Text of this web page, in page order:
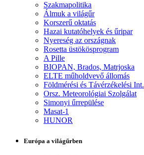
Szakmapolitika
Álmuk a világűr
Korszerű oktatás
Hazai kutatóhelyek és űripar
Nyereség az országnak
Rosetta üstökösprogram
A Pille
BIOPAN, Brados, Matrjoska
ELTE műholdvevő állomás
Földmérési és Távérzékelési Int.
Orsz. Meteorológiai Szolgálat
Simonyi űrrepülése
Masat-1
HUNOR
Európa a világűrben